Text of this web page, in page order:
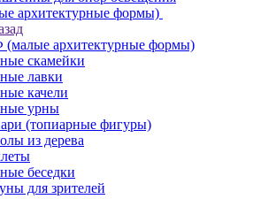
архитектурные формы)
архитектурные формы)
скамейки
лавки
качели
урны
(топиарные фигуры)
из дерева
беседки
для зрителей